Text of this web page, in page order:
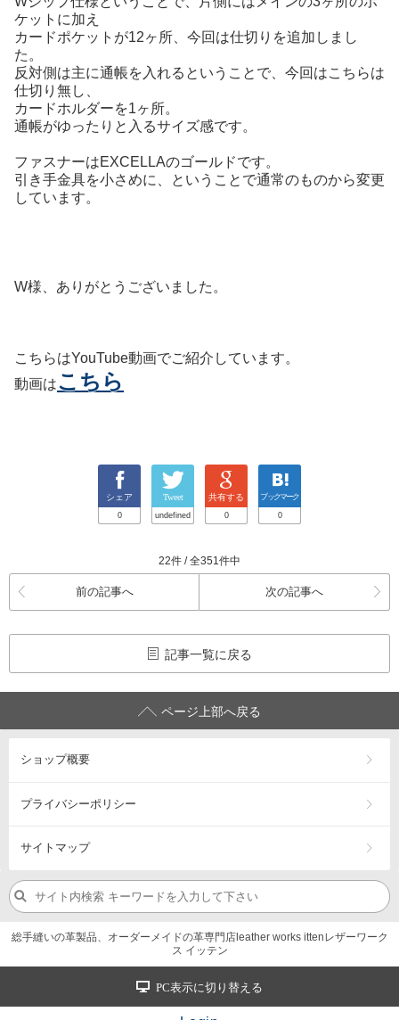
ケットに加え
カードポケットが12ヶ所、今回は仕切りを追加しまし
た。
反対側は主に通帳を入れるということで、今回はこちらは
仕切り無し、
カードホルダーを1ヶ所。
通帳がゆったりと入るサイズ感です。
ファスナーはEXCELLAのゴールドです。
引き手金具を小さめに、ということで通常のものから変更
しています。
W様、ありがとうございました。
こちらはYouTube動画でご紹介しています。
動画はこちら
シェア
0
Tweet
undefined
共有する
0
ブックマーク
0
22件 / 全351件中
前の記事へ 次の記事へ
記事一覧に戻る
ページ上部へ戻る
ショップ概要
プライバシーポリシー
サイトマップ
総手縫いの革製品、オーダーメイドの革専門店leather works ittenレザーワーク
ス イッテン
PC表示に切り替える